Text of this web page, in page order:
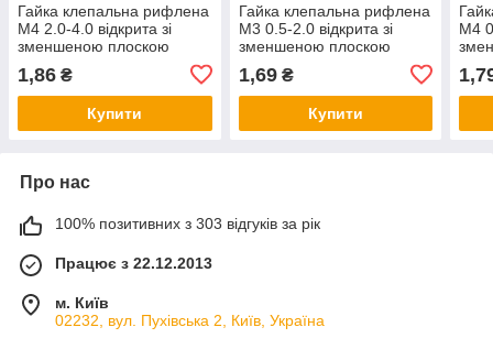
Гайка клепальна рифлена
М4 2.0-4.0 відкрита зі
зменшеною плоскою
1,86 ₴
Купити
Гайка клепальна рифлена
М3 0.5-2.0 відкрита зі
зменшеною плоскою
1,69₴
Купити
М4
Про нас
100% позитивних з 303 відгуків за рік
Працює з 22.12.2013
м. Київ
02232, вул. Пухівська 2, Київ, Україна